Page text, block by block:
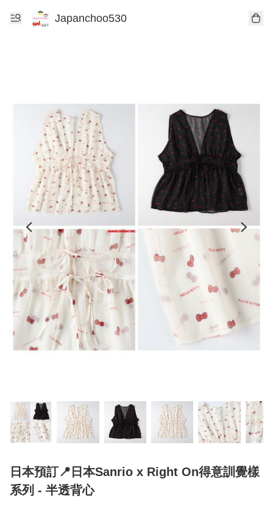
Japanchoo530
日本預訂📍日本Sanrio x Right On得意訓覺樣
系列 - 半透背心